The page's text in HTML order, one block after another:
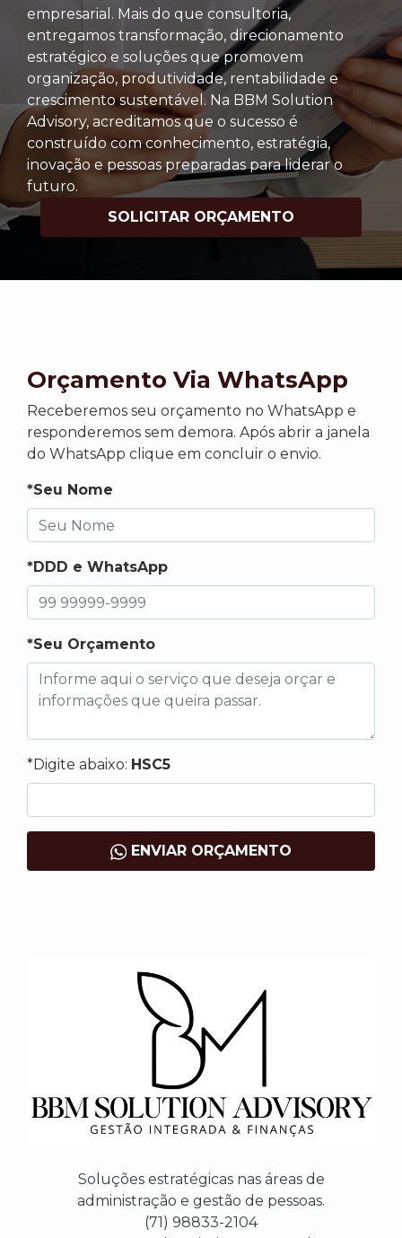
empresarial. Mais do que consultoria,
entregamos transformação, direcionamento
estratégico e soluções que promovem
organização, produtividade, rentabilidade e
crescimento sustentável. Na BBM Solution
Advisory, acreditamos que o sucesso é
construído com conhecimento, estratégia,
inovação e pessoas preparadas para liderar o
futuro.
SOLICITAR ORÇAMENTO
Orçamento Via WhatsApp
Receberemos seu orçamento no WhatsApp e
responderemos sem demora. Após abrir a janela
do WhatsApp clique em concluir o envio.
*Seu Nome
*DDD e WhatsApp
*Seu Orçamento
*Digite abaixo: HSC5
ENVIAR ORÇAMENTO
Soluções estratégicas nas áreas de
administração e gestão de pessoas.
(71) 98833-2104